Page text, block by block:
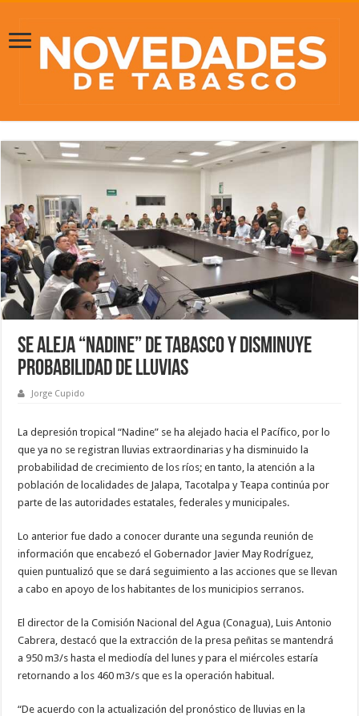
Se aleja “Nadine” de Tabasco y disminuye
probabilidad de lluvias
Jorge Cupido
La depresión tropical “Nadine” se ha alejado hacia el Pacífico, por lo
que ya no se registran lluvias extraordinarias y ha disminuido la
probabilidad de crecimiento de los ríos; en tanto, la atención a la
población de localidades de Jalapa, Tacotalpa y Teapa continúa por
parte de las autoridades estatales, federales y municipales.
Lo anterior fue dado a conocer durante una segunda reunión de
información que encabezó el Gobernador Javier May Rodríguez,
quien puntualizó que se dará seguimiento a las acciones que se llevan
a cabo en apoyo de los habitantes de los municipios serranos.
El director de la Comisión Nacional del Agua (Conagua), Luis Antonio
Cabrera, destacó que la extracción de la presa peñitas se mantendrá
a 950 m3/s hasta el mediodía del lunes y para el miércoles estaría
retornando a los 460 m3/s que es la operación habitual.
“De acuerdo con la actualización del pronóstico de lluvias en la